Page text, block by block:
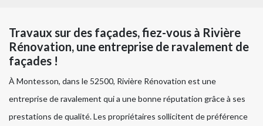
Travaux sur des façades, fiez-vous à Rivière
Rénovation, une entreprise de ravalement de
façades !
À Montesson, dans le 52500, Rivière Rénovation est une
entreprise de ravalement qui a une bonne réputation grâce à ses
prestations de qualité. Les propriétaires sollicitent de préférence